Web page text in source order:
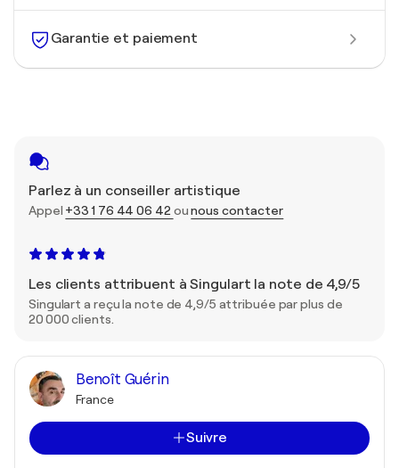
Garantie et paiement
Parlez à un conseiller artistique
Appel +33 1 76 44 06 42 ounous contacter
Les clients attribuent à Singulart la note de 4,9/5
Singulart a reçu la note de 4,9/5 attribuée par plus de
20 000 clients.
Benoît Guérin
France
Suivre